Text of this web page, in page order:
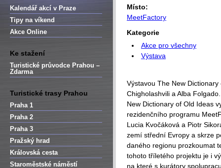
Kalendář akcí v Praze
Tipy na víkend
Akce Online
Ke stažení
Turistické průvodce Prahou –
Zdarma
Turistické trasy Prahou
Praha 1
Praha 2
Praha 3
Pražský hrad
Královská cesta
Staroměstské náměstí
Místo:
MeetFactory
Kategorie
Akce pro všechny
Výstava
Výstavou The New
Chigholashvili a Alba
New Dictionary of Old Ideas
rezidenčního programu
Lucia Kvočáková a Piotr
zemí střední Evropy a skrze
daného regionu prozkoumat
tohoto tříletého projektu je i
na které s kurátory